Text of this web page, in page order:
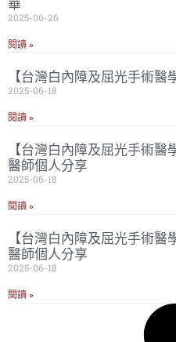
華
2025-06-26
閱讀 »
【台灣白內障及屈光手術
2025-06-18
閱讀 »
【台灣白內障及屈光手術
醫師個人分享
2025-06-18
閱讀 »
【台灣白內障及屈光手術
醫師個人分享
2025-06-18
閱讀 »